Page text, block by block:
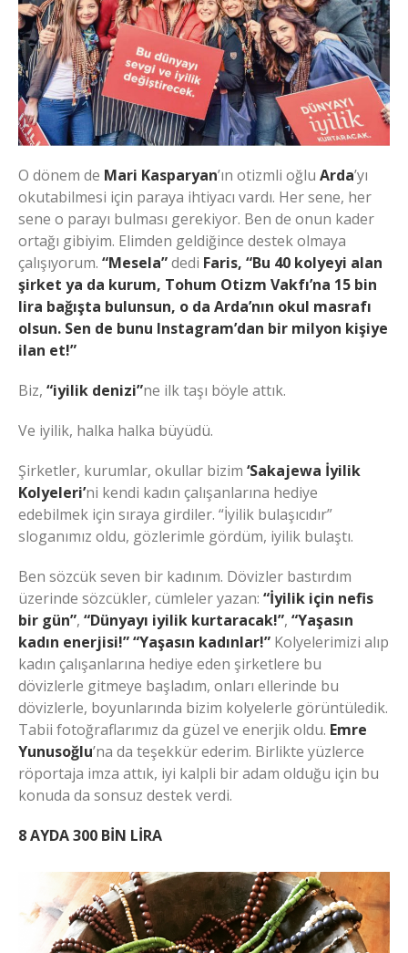
O dönem de Mari Kasparyan’ın otizmli oğlu Arda’yı
okutabilmesi için paraya ihtiyacı vardı. Her sene, her
sene o parayı bulması gerekiyor. Ben de onun kader
ortağı gibiyim. Elimden geldiğince destek olmaya
çalışıyorum. “Mesela”dedi Faris, “Bu 40 kolyeyi alan
şirket ya da kurum, Tohum Otizm Vakfı’na 15 bin
lira bağışta bulunsun, o da Arda’nın okul masrafı
olsun. Sen de bunu Instagram’dan bir milyon kişiye
ilan et!”
Biz, “iyilik denizi”ne ilk taşı böyle attık.
Ve iyilik, halka halka büyüdü.
Şirketler, kurumlar, okullar bizim ‘Sakajewa İyilik
Kolyeleri’ni kendi kadın çalışanlarına hediye
edebilmek için sıraya girdiler. “İyilik bulaşıcıdır”
sloganımız oldu, gözlerimle gördüm, iyilik bulaştı.
Ben sözcük seven bir kadınım. Dövizler bastırdım
üzerinde sözcükler, cümleler yazan: “İyilik için nefis
bir gün”, “Dünyayı iyilik kurtaracak!”, “Yaşasın
kadın enerjisi!” “Yaşasın kadınlar!” Kolyelerimizi alıp
kadın çalışanlarına hediye eden şirketlere bu
dövizlerle gitmeye başladım, onları ellerinde bu
dövizlerle, boyunlarında bizim kolyelerle görüntüledik.
Tabii fotoğraflarımız da güzel ve enerjik oldu. Emre
Yunusoğlu’na da teşekkür ederim. Birlikte yüzlerce
röportaja imza attık, iyi kalpli bir adam olduğu için bu
konuda da sonsuz destek verdi.
8 AYDA 300 BİN LİRA